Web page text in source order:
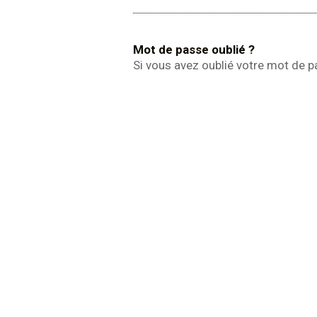
Mot de passe oublié ?
Si vous avez oublié votre mot de